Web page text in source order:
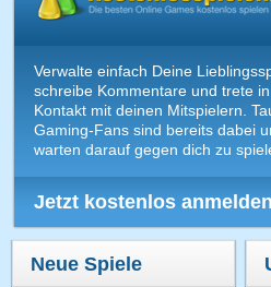
Verwalte einfach Deine
schreibe Kommentare und trete in
Kontakt mit deinen Mitspielern.
Gaming-Fans sind bereits dabei
warten darauf gegen dich zu
Jetzt kostenlos anmelden
Neue Spiele